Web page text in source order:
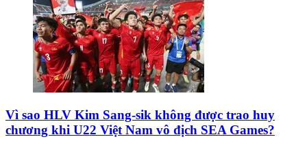
Vì sao HLV Kim Sang-sik không được trao huy
chương khi U22 Việt Nam vô địch SEA Games?